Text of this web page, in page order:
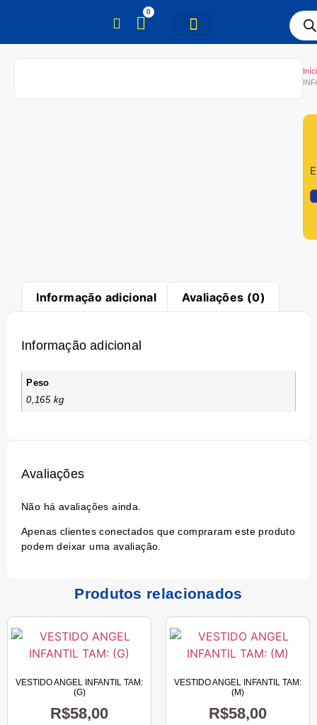
0
Informação adicional Avaliações (0)
Informação adicional
Peso
0,165 kg
Avaliações
Não há avaliações ainda.
Apenas clientes conectados que compraram este produto
podem deixar uma avaliação.
Produtos relacionados
VESTIDO ANGEL INFANTIL TAM:
(G)
R$58,00
VESTIDO ANGEL INFANTIL TAM:
(M)
R$58,00